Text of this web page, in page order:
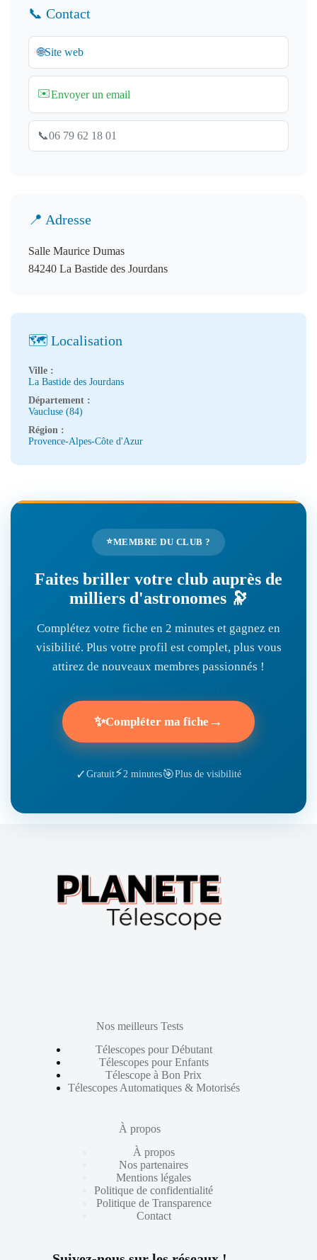
📞 Contact
🌐Site web
✉️Envoyer un email
📞06 79 62 18 01
📍 Adresse
Salle Maurice Dumas
84240 La Bastide des Jourdans
🗺️ Localisation
Ville :
La Bastide des Jourdans
Département :
Vaucluse (84)
Région :
Provence-Alpes-Côte d'Azur
⭐MEMBRE DU CLUB ?
Faites briller votre club auprès de
milliers d'astronomes 🔭
Complétez votre fiche en 2 minutes et gagnez en
visibilité. Plus votre profil est complet, plus vous
attirez de nouveaux membres passionnés !
✨Compléter ma fiche →
✓ Gratuit⚡2 minutes🎯Plus de visibilité
Nos meilleurs Tests
Télescopes pour Débutant
Télescopes pour Enfants
Télescope à Bon Prix
Télescopes Automatiques & Motorisés
À propos
À propos
Nos partenaires
Mentions légales
Politique de confidentialité
Politique de Transparence
Contact